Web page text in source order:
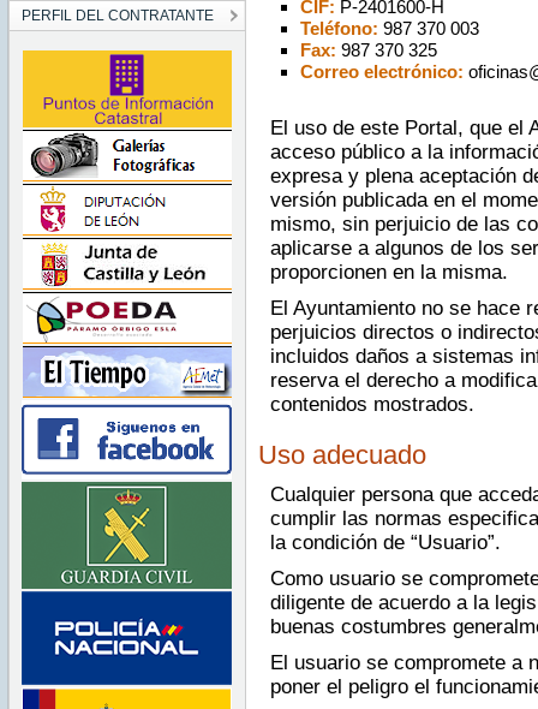
PERFIL DEL CONTRATANTE
CIF: P-2401600-H
Teléfono: 987 370 003
Fax: 987 370 325
Correo electrónico:
El uso de este Portal, que el
acceso público a la
expresa y plena aceptación
versión publicada en el
mismo, sin perjuicio de las
aplicarse a algunos de los
proporcionen en la misma.
El Ayuntamiento no se hace
perjuicios directos o
incluidos daños a sistemas
reserva el derecho a
contenidos mostrados.
Uso adecuado
Cualquier persona que
cumplir las normas
la condición de “Usuario”.
Como usuario se
diligente de acuerdo a la
buenas costumbres
El usuario se compromete a
poner el peligro el